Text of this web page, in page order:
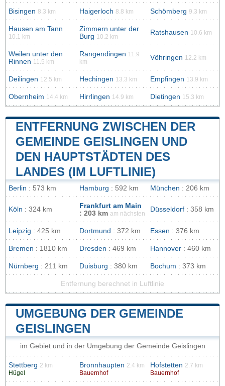
Bisingen 8.3 km Haigerloch 8.8 km Schömberg 9.3 km
Hausen am Tann
10.1 km
Zimmern unter der
Burg 10.2 km
Ratshausen 10.6 km
Weilen unter den
Rinnen 11.5 km
Rangendingen 11.9
km
Vöhringen 12.2 km
Deilingen 12.5 km Hechingen 13.3 km Empfingen 13.9 km
Obernheim 14.4 km Hirrlingen 14.9 km Dietingen 15.3 km
ENTFERNUNG ZWISCHEN DER
GEMEINDE GEISLINGEN UND
DEN HAUPTSTÄDTEN DES
LANDES (IM LUFTLINIE)
Berlin : 573 km Hamburg : 592 km München : 206 km
Köln : 324 km
Frankfurt am Main
: 203 km am nächsten
Düsseldorf : 358 km
Leipzig : 425 km Dortmund : 372 km Essen : 376 km
Bremen : 1810 km Dresden : 469 km Hannover : 460 km
Nürnberg : 211 km Duisburg : 380 km Bochum : 373 km
Entfernung berechnet in Luftlinie
UMGEBUNG DER GEMEINDE
GEISLINGEN
im Gebiet und in der Umgebung der Gemeinde Geislingen
Stettberg 2 km
Hügel
Bronnhaupten 2.4 km
Bauernhof
Hofstetten 2.7 km
Bauernhof